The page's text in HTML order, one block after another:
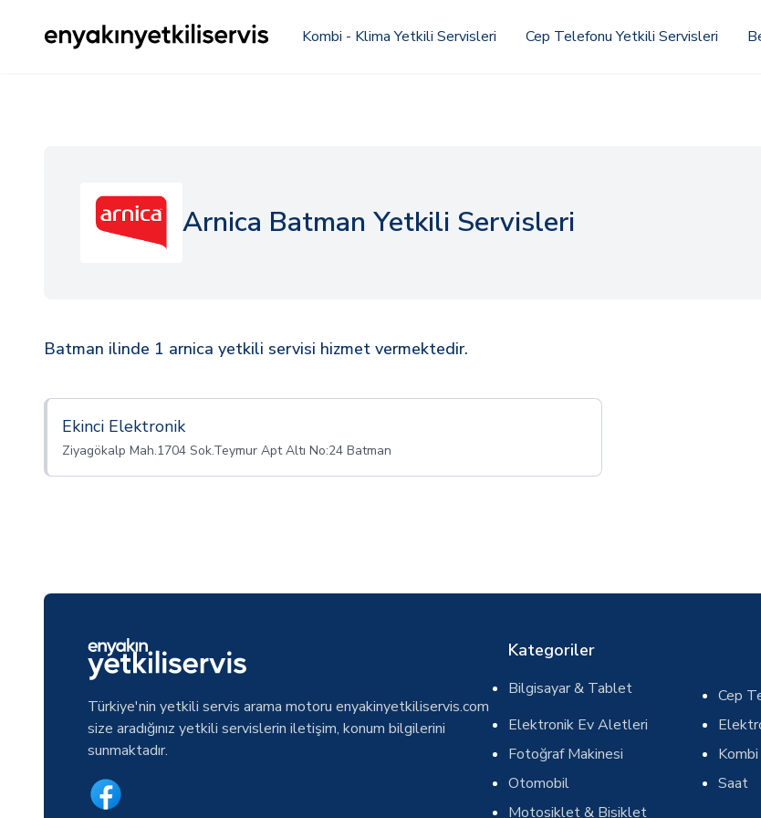
Kombi - Klima Yetkili Servisleri Cep Telefonu Yetkili Servisleri
Arnica Batman Yetkili Servisleri
Batman ilinde 1 arnica yetkili servisi hizmet vermektedir.
Ekinci Elektronik
Ziyagökalp Mah.1704 Sok.Teymur Apt Altı No:24 Batman
Türkiye'nin yetkili servis arama motoru enyakinyetkiliservis.com
size aradığınız yetkili servislerin iletişim, konum bilgilerini
sunmaktadır.
Kategoriler
Bilgisayar & Tablet
Cep
Elektronik Ev Aletleri
Fotoğraf Makinesi
Otomobil
Saat
Motosiklet & Bisiklet